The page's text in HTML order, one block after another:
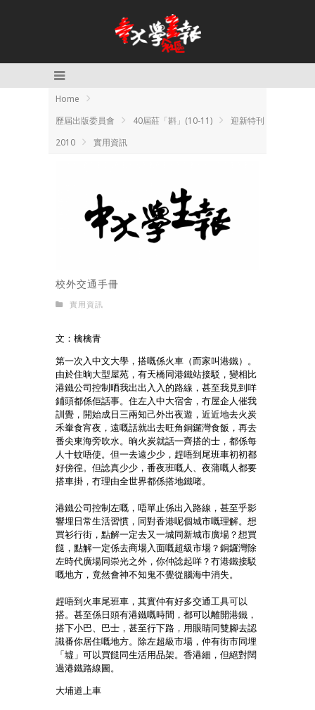
Home
歷屆出版委員會
40屆莊「斟」(10-11)
迎新特刊
2010
實用資訊
校外交通手冊
實用資訊
文：檎檎青
第一次入中文大學，搭嘅係火車（而家叫港鐵）。
由於住晌大型屋苑，有天橋同港鐵站接駁，變相比
港鐵公司控制晒我出出入入的路線，甚至我見到咩
鋪頭都係佢話事。住左入中大宿舍，冇屋企人催我
訓覺，開始成日三兩知己外出夜遊，近近地去火炭
禾輋食宵夜，遠嘅話就出去旺角銅鑼灣食飯，再去
番尖東海旁吹水。晌火炭就話一齊搭的士，都係每
人十蚊唔使。但一去遠少少，趕唔到尾班車初初都
好傍徨。但諗真少少，番夜班嘅人、夜蒲嘅人都要
搭車掛，冇理由全世界都係搭地鐵啫。
港鐵公司控制左嘅，唔單止係出入路線，甚至乎影
響埋日常生活習慣，同對香港呢個城市嘅理解。想
買衫行街，點解一定去又一城同新城市廣場？想買
餸，點解一定係去商場入面嘅超級市場？銅鑼灣除
左時代廣場同崇光之外，你仲諗起咩？冇港鐵接駁
嘅地方，竟然會神不知鬼不覺從腦海中消失。
趕唔到火車尾班車，其實仲有好多交通工具可以
搭。甚至係日頭有港鐵嘅時間，都可以離開港鐵，
搭下小巴、巴士，甚至行下路，用眼睛同雙腳去認
識番你居住嘅地方。除左超級市場，仲有街市同埋
「墟」可以買餸同生活用品架。香港細，但絕對闊
過港鐵路線圖。
大埔道上車